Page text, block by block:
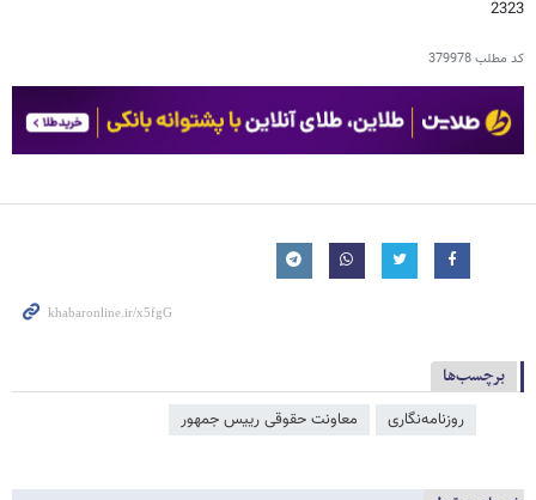
2323
کد مطلب379978
برچسب‌ها
روزنامه‌نگاری معاونت حقوقی رییس جمهور